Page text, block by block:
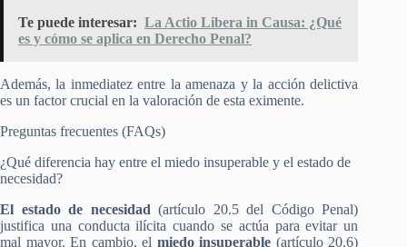
Te puede interesar: La Actio Libera in Causa: ¿Qué
es y cómo se aplica en Derecho Penal?
Además, la inmediatez entre la amenaza y la acción delictiva
es un factor crucial en la valoración de esta eximente.
Preguntas frecuentes (FAQs)
¿Qué diferencia hay entre el miedo insuperable y el estado de
necesidad?
El estado de necesidad (artículo 20.5 del Código Penal)
justifica una conducta ilícita cuando se actúa para evitar un
mal mayor. En cambio, el miedo insuperable (artículo 20.6)